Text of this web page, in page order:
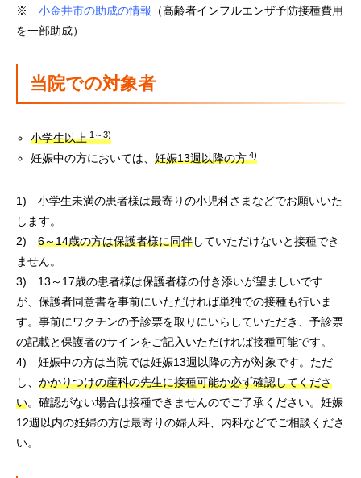
※ 小金井市の助成の情報 （高齢者インフルエンザ予防接種費用
を一部助成）
当院での対象者
小学生以上 1～3)
妊娠中の方においては、妊娠13週以降の方 4)
1) 小学生未満の患者様は最寄りの小児科さまなどでお願いいた
します。
2) 6～14歳の方は保護者様に同伴していただけないと接種でき
ません。
3) 13～17歳の患者様は保護者様の付き添いが望ましいです
が、保護者同意書を事前にいただければ単独での接種も行いま
す。事前にワクチンの予診票を取りにいらしていただき、予診票
の記載と保護者のサインをご記入いただければ接種可能です。
4) 妊娠中の方は当院では妊娠13週以降の方が対象です。ただ
し、 かかりつけの産科の先生に接種可能か必ず確認してくださ
い。確認がない場合は接種できませんのでご了承ください。妊娠
12週以内の妊婦の方は最寄りの婦人科、内科などでご相談くださ
い。